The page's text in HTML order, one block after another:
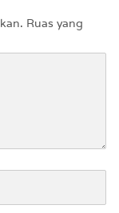
Ruas yang